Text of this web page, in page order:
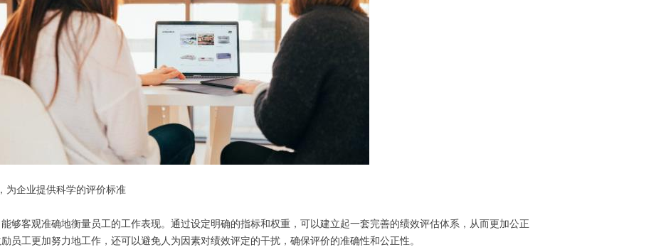
为企业提供科学的评价标准
够客观准确地衡量员工的工作表现。通过设定明确的指标和权重，可以建立起一套完善的绩效评估体系，从而更加公正
员工更加努力地工作，还可以避免人为因素对绩效评定的干扰，确保评价的准确性和公正性。